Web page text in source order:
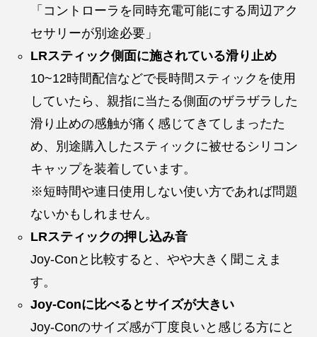
「コントローラを同時充電可能にする周辺アク
セサリーが別途必要」
LRスティック側面に施されている滑り止め
10~12時間配信などで長時間スティックを使用
していたら、親指に当たる側面のザラザラした
滑り止めの感触が痛く感じてきてしまったた
め、別途購入したスティックに被せるシリコン
キャップを装着しています。
※短時間や連日使用しない使い方であれば問題
ないかもしれません。
LRスティックの押し込み音
Joy-Conと比較すると、やや大きく聞こえま
す。
Joy-Conに比べるとサイズが大きい
Joy-Conのサイズ感が丁度良いと感じる方にと